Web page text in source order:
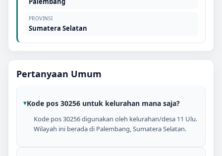
PROVINSI
Sumatera Selatan
Pertanyaan Umum
Kode pos 30256 untuk kelurahan mana saja?
Kode pos 30256 digunakan oleh kelurahan/desa 11 Ulu.
Wilayah ini berada di Palembang, Sumatera Selatan.